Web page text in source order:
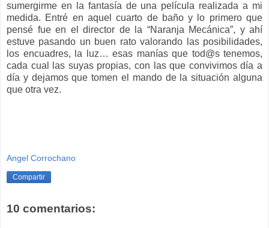
sumergirme en la fantasía de una película realizada a mi
medida. Entré en aquel cuarto de baño y lo primero que
pensé fue en el director de la “Naranja Mecánica”, y ahí
estuve pasando un buen rato valorando las posibilidades,
los encuadres, la luz… esas manías que tod@s tenemos,
cada cual las suyas propias, con las que convivimos día a
día y dejamos que tomen el mando de la situación alguna
que otra vez.
Angel Corrochano
Compartir
10 comentarios: